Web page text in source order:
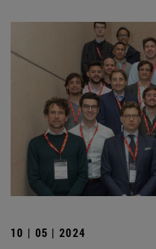
10 | 05 | 2024